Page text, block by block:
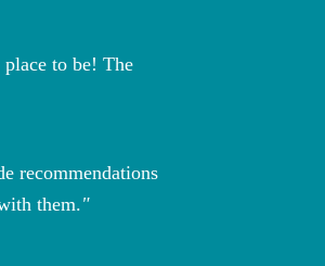
to be! The
recommendations
them.